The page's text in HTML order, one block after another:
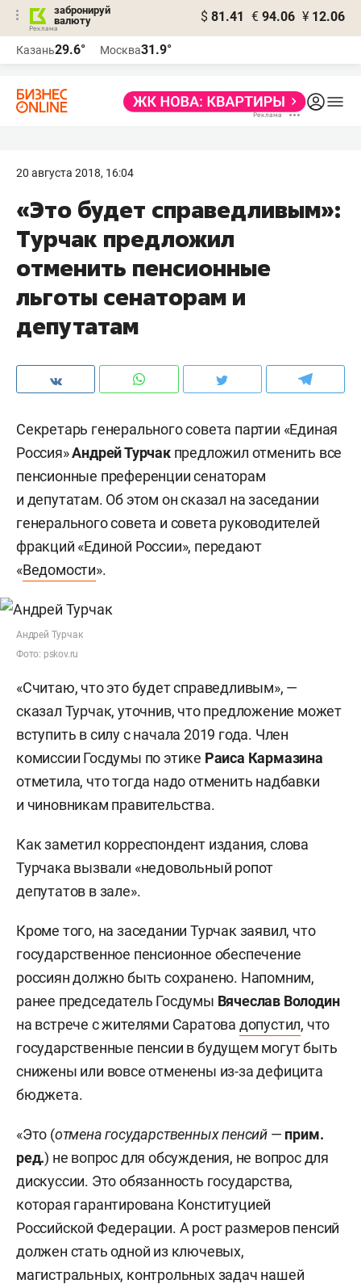
забронируй
валюту
$ 81.41 € 94.06 ¥ 12.06
Казань29.6° Москва31.9°
20 августа 2018, 16:04
«Это будет справедливым»:
Турчак предложил
отменить пенсионные
льготы сенаторам и
депутатам
Секретарь генерального совета партии «Единая
Россия»Андрей Турчак предложил отменить все
пенсионные преференции сенаторам
и депутатам. Об этом он сказал на заседании
генерального совета и совета руководителей
фракций «Единой России», передают
«Ведомости».
Андрей Турчак
Фото: pskov.ru
«Считаю, что это будет справедливым», —
сказал Турчак, уточнив, что предложение может
вступить в силу с начала 2019 года. Член
комиссии Госдумы по этике Раиса Кармазина
отметила, что тогда надо отменить надбавки
и чиновникам правительства.
Как заметил корреспондент издания, слова
Турчака вызвали «недовольный ропот
депутатов в зале».
Кроме того, на заседании Турчак заявил, что
государственное пенсионное обеспечение
россиян должно быть сохранено. Напомним,
ранее председатель Госдумы Вячеслав Володин
на встрече с жителями Саратова допустил, что
государственные пенсии в будущем могут быть
снижены или вовсе отменены из-за дефицита
бюджета.
«Это (отмена государственных пенсий — прим.
ред.) не вопрос для обсуждения, не вопрос для
дискуссии. Это обязанность государства,
которая гарантирована Конституцией
Российской Федерации. А рост размеров пенсий
должен стать одной из ключевых,
магистральных, контрольных задач нашей